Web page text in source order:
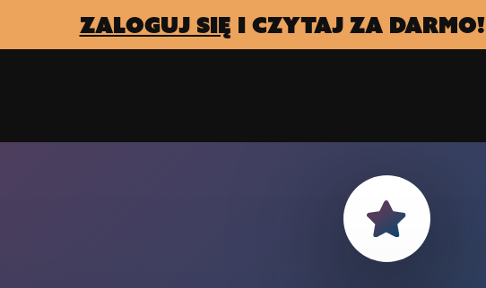
zaloguj się i czytaj za darmo!